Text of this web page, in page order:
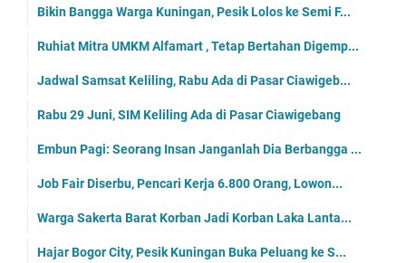
Bikin Bangga Warga Kuningan, Pesik Lolos ke Semi F...
Ruhiat Mitra UMKM Alfamart , Tetap Bertahan Digemp...
Jadwal Samsat Keliling, Rabu Ada di Pasar Ciawigeb...
Rabu 29 Juni, SIM Keliling Ada di Pasar Ciawigebang
Embun Pagi: Seorang Insan Janganlah Dia Berbangga ...
Job Fair Diserbu, Pencari Kerja 6.800 Orang, Lowon...
Warga Sakerta Barat Korban Jadi Korban Laka Lanta...
Hajar Bogor City, Pesik Kuningan Buka Peluang ke S...